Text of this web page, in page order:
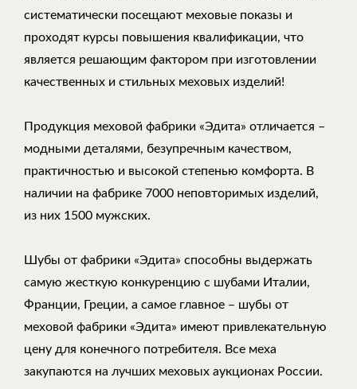
систематически посещают меховые показы и
проходят курсы повышения квалификации, что
является решающим фактором при изготовлении
качественных и стильных меховых изделий!
Продукция меховой фабрики «Эдита» отличается –
модными деталями, безупречным качеством,
практичностью и высокой степенью комфорта. В
наличии на фабрике 7000 неповторимых изделий,
из них 1500 мужских.
Шубы от фабрики «Эдита» способны выдержать
самую жесткую конкуренцию с шубами Италии,
Франции, Греции, а самое главное – шубы от
меховой фабрики «Эдита» имеют привлекательную
цену для конечного потребителя. Все меха
закупаются на лучших меховых аукционах России.